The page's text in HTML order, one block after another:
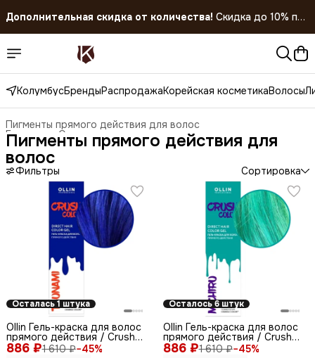
КолумбусБрендыРаспродажаКорейская косметикаВолосы
Пигменты прямого действия для волос
Окрашивание волос
Главная ›
Пигменты прямого действия для
волос
Фильтры Сортировка
Осталась 1 штука
886 ₽1 610 ₽−45%
Ollin Гель-краска для волос
прямого действия / Crush
Color, синий, 100 мл
Осталось 6 штук
886 ₽1 610 ₽−45%
Ollin Гель-краска для волос
прямого действия / Crush
Color, бирюза, 100 мл